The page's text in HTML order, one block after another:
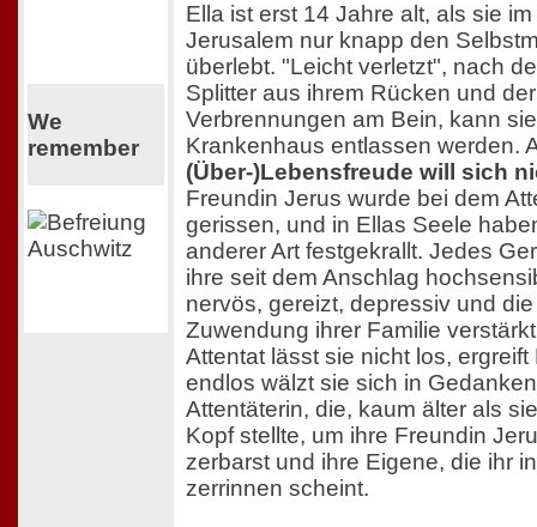
We
remember
Ella ist erst 14 Jahre alt, als sie
Jerusalem nur knapp den
überlebt. "Leicht verletzt", nach
Splitter aus ihrem Rücken und
Verbrennungen am Bein, kann
Krankenhaus entlassen werden.
(Über-)Lebensfreude will sich
Freundin Jerus wurde bei dem
gerissen, und in Ellas Seele
anderer Art festgekrallt. Jedes
ihre seit dem Anschlag
nervös, gereizt, depressiv und
Zuwendung ihrer Familie
Attentat lässt sie nicht los,
endlos wälzt sie sich in
Attentäterin, die, kaum älter als
Kopf stellte, um ihre Freundin
zerbarst und ihre Eigene, die ihr
zerrinnen scheint.